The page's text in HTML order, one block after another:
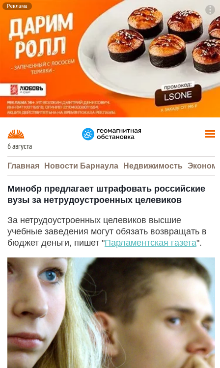
Реклама
6 августа
Главная Новости Барнаула Недвижимость
Минобр предлагает штрафовать российские
вузы за нетрудоустроенных целевиков
За нетрудоустроенных целевиков высшие
учебные заведения могут обязать возвращать в
бюджет деньги, пишет "Парламентская газета".